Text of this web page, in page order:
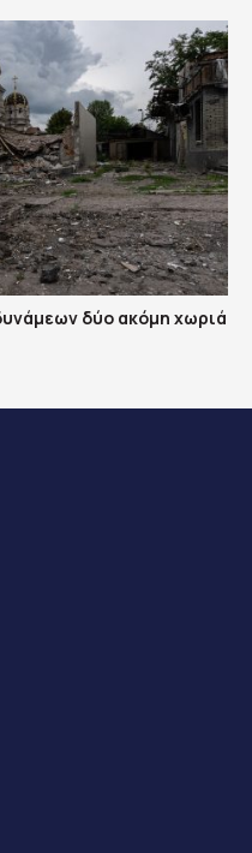
δύο ακόμη χωριά